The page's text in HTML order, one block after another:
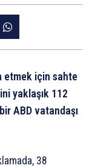
etmek için sahte
yaklaşık 112
ABD vatandaşı
38